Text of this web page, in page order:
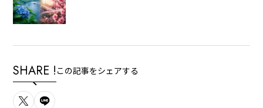
SHARE ! この記事をシェアする